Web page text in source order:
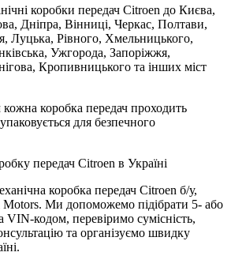
коробки передач Citroen до Києва,
Дніпра, Вінниці, Черкас, Полтави,
Луцька, Рівного, Хмельницького,
Ужгорода, Запоріжжя,
Кропивницького та інших міст
коробка передач проходить
для безпечного
передач Citroen в Україні
коробка передач Citroen б/у,
Motors. Ми допоможемо підібрати 5- або
кодом, перевіримо сумісність,
та організуємо швидку